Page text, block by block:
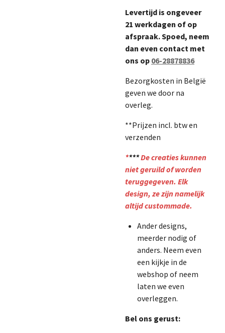
Levertijd is ongeveer
21 werkdagen of op
afspraak. Spoed, neem
dan even contact met
ons op 06-28878836
Bezorgkosten in België
geven we door na
overleg.
**Prijzen incl. btw en
verzenden
****De creaties kunnen
niet geruild of worden
teruggegeven. Elk
design, ze zijn namelijk
altijd custommade.
Ander designs,
meerder nodig of
anders. Neem even
een kijkje in de
webshop of neem
laten we even
overleggen.
Bel ons gerust: